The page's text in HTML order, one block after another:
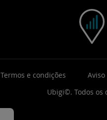
Termos e condições Aviso
Ubigi©. Todos os